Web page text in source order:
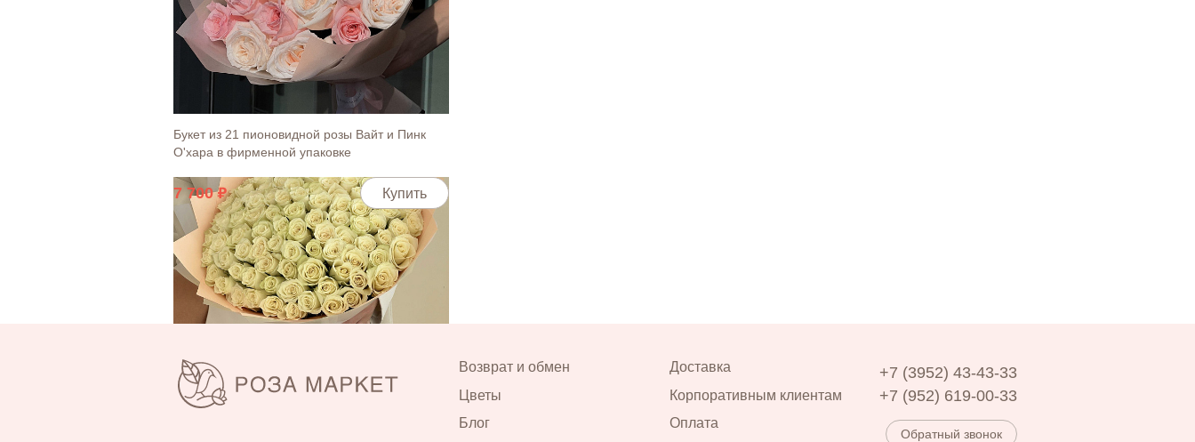
Открытка "С Днем рождения!"
Bouquet 14
2 970 Купить
Букет из 101 кенийской белой розочки 40 см в
упаковке
Букет из 21 пионовидной розы Вайт и Пинк
О'хара в фирменной упаковке
7 700 Купить
Возврат и обмен
Доставка
Цветы
Корпоративным клиентам
Блог
Оплата
+7 (3952) 43-43-33
+7 (952) 619-00-33
Обратный звонок